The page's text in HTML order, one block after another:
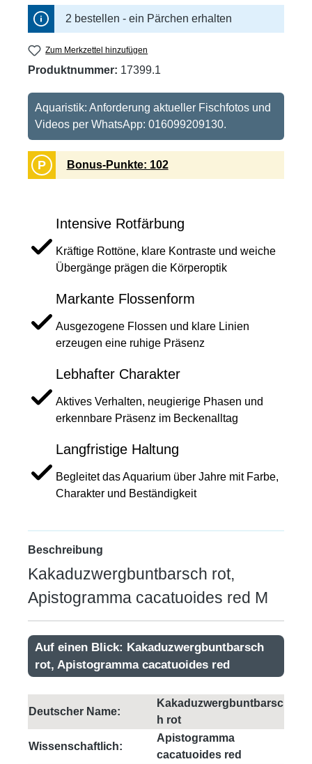
2 bestellen - ein Pärchen erhalten
Zum Merkzettel hinzufügen
Produktnummer: 17399.1
Aquaristik: Anforderung aktueller Fischfotos und
Videos per WhatsApp: 016099209130.
P Bonus-Punkte: 102
Intensive Rotfärbung
Kräftige Rottöne, klare Kontraste und weiche
Übergänge prägen die Körperoptik
Markante Flossenform
Ausgezogene Flossen und klare Linien
erzeugen eine ruhige Präsenz
Lebhafter Charakter
Aktives Verhalten, neugierige Phasen und
erkennbare Präsenz im Beckenalltag
Langfristige Haltung
Begleitet das Aquarium über Jahre mit Farbe,
Charakter und Beständigkeit
Beschreibung
Kakaduzwergbuntbarsch rot,
Apistogramma cacatuoides red M
Auf einen Blick: Kakaduzwergbuntbarsch
rot, Apistogramma cacatuoides red
Deutscher Name:
Kakaduzwergbuntbarsc
h rot
Wissenschaftlich:
Apistogramma
cacatuoides red